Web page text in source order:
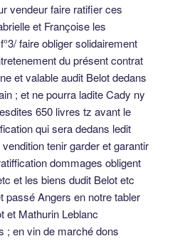
vendeur faire ratifier ces
et Françoise les
faire obliger solidairement
du présent contrat
et valable audit Belot dedans
; et ne pourra ladite Cady ny
650 livres tz avant le
qui sera dedans ledit
tenir garder et garantir
dommages obligent
et les biens dudit Belot etc
passé Angers en notre tabler
et Mathurin Leblanc
; en vin de marché dons